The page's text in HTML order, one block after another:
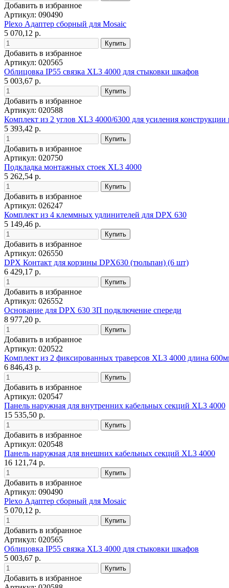
Добавить в избранное
Артикул: 090490
Plexo Адаптер сборный для Mosaic
5 070,12 р.
Добавить в избранное
Артикул: 020565
Облицовка IP55 связка XL3 4000 для стыковки шкафов
5 003,67 р.
Добавить в избранное
Артикул: 020588
Комплект из 2 углов XL3 4000/6300 для усиления
5 393,42 р.
Добавить в избранное
Артикул: 020750
Подкладка монтажных стоек XL3 4000
5 262,54 р.
Добавить в избранное
Артикул: 026247
Комплект из 4 клеммных удлинителей для DPX 630
5 149,46 р.
Добавить в избранное
Артикул: 026550
DPX Контакт для корзины DPX630 (тюльпан) (6 шт)
6 429,17 р.
Добавить в избранное
Артикул: 026552
Основание для DPX 630 3П подключение спереди
8 977,20 р.
Добавить в избранное
Артикул: 020522
Комплект из 2 фиксированных траверсов XL3 4000 длина
6 846,43 р.
Добавить в избранное
Артикул: 020547
Панель наружная для внутренних кабельных секций XL3 4000
15 535,50 р.
Добавить в избранное
Артикул: 020548
Панель наружная для внешних кабельных секций XL3 4000
16 121,74 р.
Добавить в избранное
Артикул: 090490
Plexo Адаптер сборный для Mosaic
5 070,12 р.
Добавить в избранное
Артикул: 020565
Облицовка IP55 связка XL3 4000 для стыковки шкафов
5 003,67 р.
Добавить в избранное